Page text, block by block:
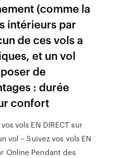
(comme la
intérieurs par
de ces vols a
et un vol
de
: durée
confort
vols EN DIRECT sur
vol – Suivez vos vols EN
Online Pendant des